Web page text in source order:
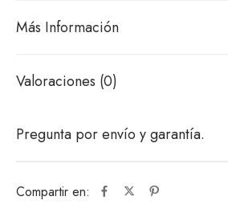
Compartir en:
Más Información
Valoraciones (0)
Pregunta por envío y garantía.